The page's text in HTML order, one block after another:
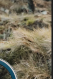
eta
hori
Gehiago